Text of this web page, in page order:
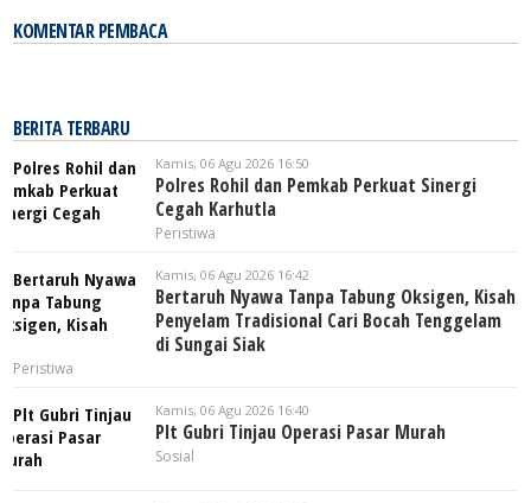
KOMENTAR PEMBACA
BERITA TERBARU
Kamis, 06 Agu 2026 16:50
Polres Rohil dan Pemkab Perkuat Sinergi
Cegah Karhutla
Peristiwa
Kamis, 06 Agu 2026 16:42
Bertaruh Nyawa Tanpa Tabung Oksigen, Kisah
Penyelam Tradisional Cari Bocah Tenggelam
di Sungai Siak
Peristiwa
Kamis, 06 Agu 2026 16:40
Plt Gubri Tinjau Operasi Pasar Murah
Sosial